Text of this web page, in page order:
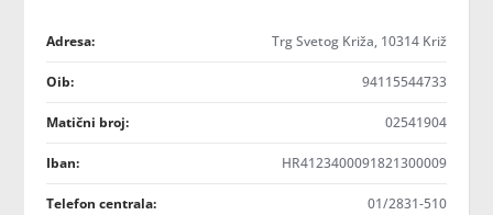
Adresa: Trg Svetog Križa, 10314 Križ
Oib: 94115544733
Matični broj: 02541904
Iban: HR4123400091821300009
Telefon centrala: 01/2831-510